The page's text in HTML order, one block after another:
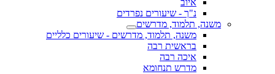
איוב
נ"ך - שיעורים נפרדים
משנה, תלמוד, מדרשים
משנה, תלמוד, מדרשים - שיעורים כלליים
בראשית רבה
איכה רבה
מדרש תנחומא